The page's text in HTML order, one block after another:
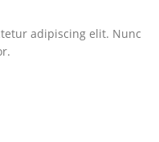
adipiscing elit. Nunc